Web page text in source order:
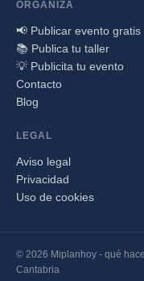
ORGANIZA
📢 Publicar evento gratis
📚 Publica tu taller
💡 Publicita tu evento
Contacto
Blog
LEGAL
Aviso legal
Privacidad
Uso de cookies
© 2026 Miplanhoy - qué
Cantabria